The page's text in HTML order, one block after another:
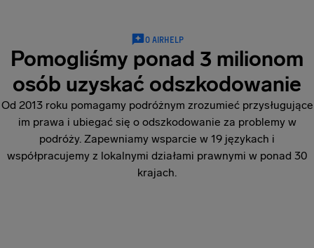
O AIRHELP
Pomogliśmy ponad 3 milionom
osób uzyskać odszkodowanie
Od 2013 roku pomagamy podróżnym zrozumieć przysługujące
im prawa i ubiegać się o odszkodowanie za problemy w
podróży. Zapewniamy wsparcie w 19 językach i
współpracujemy z lokalnymi działami prawnymi w ponad 30
krajach.